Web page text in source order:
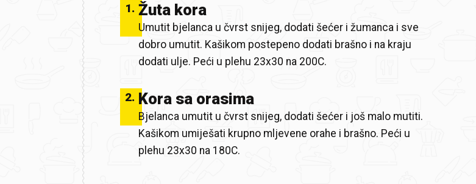
1. Žuta kora
Umutit bjelanca u čvrst snijeg, dodati šećer i žumanca i sve
dobro umutit. Kašikom postepeno dodati brašno i na kraju
dodati ulje. Peći u plehu 23x30 na 200C.
2. Kora sa orasima
Bjelanca umutit u čvrst snijeg, dodati šećer i još malo mutiti.
Kašikom umiješati krupno mljevene orahe i brašno. Peći u
plehu 23x30 na 180C.